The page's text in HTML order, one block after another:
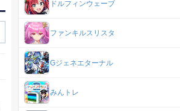
ドルフィンウェーブ
ファンキルスリスタ
Gジェネエターナル
みんトレ